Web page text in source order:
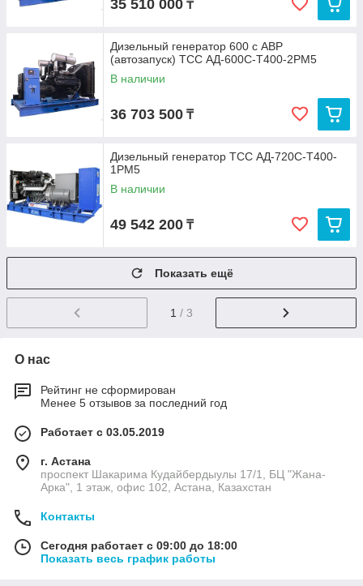
35 510 000 ₸
Дизельный генератор 600 с АВР
(автозапуск) ТСС АД-600С-Т400-2РМ5
В наличии
36 703 500 ₸
Дизельный генератор ТСС АД-720С-Т400-
1РМ5
В наличии
49 542 200 ₸
Показать ещё
1 / 3
О нас
Рейтинг не сформирован
Менее 5 отзывов за последний год
Работает с 03.05.2019
г. Астана
проспект Шакарима Кудайбердыулы 17/1, БЦ "Жана-
Арка", 1 этаж, офис 102, Астана, Казахстан
Контакты
Сегодня работает с 09:00 до 18:00
Показать весь график работы